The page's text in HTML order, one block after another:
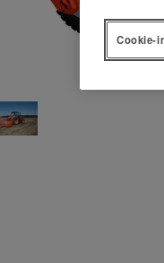
Cookie-